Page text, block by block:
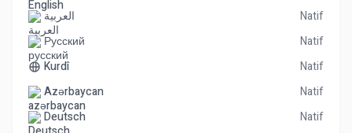
العربية
Natif
Русский
Natif
Kurdî
Natif
Azərbaycan
Natif
Deutsch
Natif